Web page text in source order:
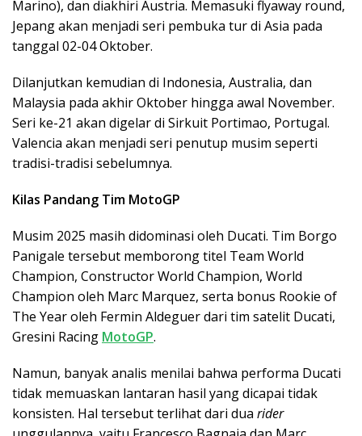
Marino), dan diakhiri Austria. Memasuki flyaway round,
Jepang akan menjadi seri pembuka tur di Asia pada
tanggal 02-04 Oktober.
Dilanjutkan kemudian di Indonesia, Australia, dan
Malaysia pada akhir Oktober hingga awal November.
Seri ke-21 akan digelar di Sirkuit Portimao, Portugal.
Valencia akan menjadi seri penutup musim seperti
tradisi-tradisi sebelumnya.
Kilas Pandang Tim MotoGP
Musim 2025 masih didominasi oleh Ducati. Tim Borgo
Panigale tersebut memborong titel Team World
Champion, Constructor World Champion, World
Champion oleh Marc Marquez, serta bonus Rookie of
The Year oleh Fermin Aldeguer dari tim satelit Ducati,
Gresini Racing MotoGP.
Namun, banyak analis menilai bahwa performa Ducati
tidak memuaskan lantaran hasil yang dicapai tidak
konsisten. Hal tersebut terlihat dari dua rider